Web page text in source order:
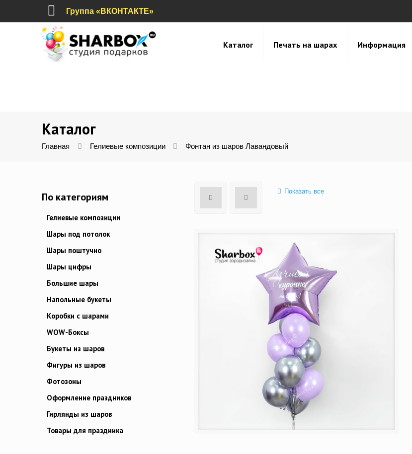
Группа «ВКОНТАКТЕ»
Каталог Печать на шарах Информация
Каталог
Главная Гелиевые композиции Фонтан из шаров Лавандовый
Показать все
По категориям
Гелиевые композиции
Шары под потолок
Шары поштучно
Шары цифры
Большие шары
Напольные букеты
Коробки с шарами
WOW-Боксы
Букеты из шаров
Фигуры из шаров
Фотозоны
Оформление праздников
Гирлянды из шаров
Товары для праздника